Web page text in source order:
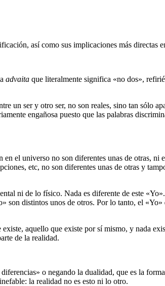
así como sus implicaciones más directas
advaita que literalmente significa «no dos»,
un ser y otro ser, no son reales, sino tan sólo
engañosa puesto que las palabras
el universo no son diferentes unas de otras, ni
etc, no son diferentes unas de otras y
ni de lo físico. Nada es diferente de este
distintos unos de otros. Por lo tanto, el
aquello que existe por sí mismo, y nada
de la realidad.
o negando la dualidad, que es la
la realidad no es esto ni lo otro.